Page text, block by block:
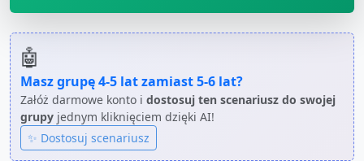
🤖
Masz grupę4-5 latzamiast5-6 lat?
Załóż darmowe konto i dostosuj ten scenariusz do swojej
grupy jednym kliknięciem dzięki AI!
✨ Dostosuj scenariusz